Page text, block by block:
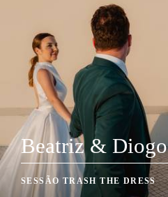
Beatriz & Diogo
SESSÃO TRASH THE DRESS